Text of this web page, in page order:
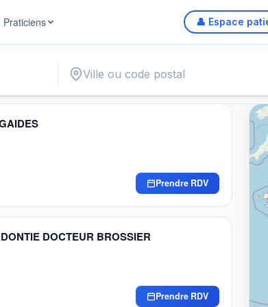
Praticiens 👤 Espace
Prendre RDV
DOCTEUR BROSSIER
Prendre RDV